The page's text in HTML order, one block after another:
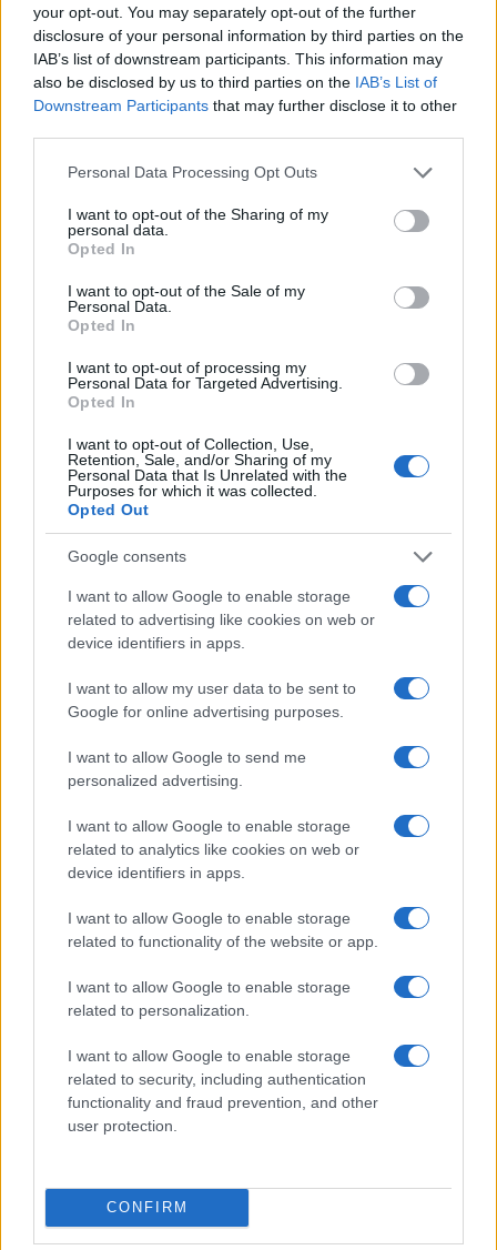
your opt-out. You may separately opt-out of the further
disclosure of your personal information by third parties on the
IAB’s list of downstream participants. This information may
also be disclosed by us to third parties on the IAB’s List of
Downstream Participants that may further disclose it to other
Please note that this website/app uses one or more Google
not limited to your visit or usage behaviour. You may click to
grant or deny consent to Google and its third-party tags to
use your data for below specified purposes in below Google
consent section.
Personal Data Processing Opt Outs
I want to opt-out of the Sharing of my
personal data.
Opted In
I want to opt-out of the Sale of my
Personal Data.
Opted In
I want to opt-out of processing my
Personal Data for Targeted Advertising.
Opted In
I want to opt-out of Collection, Use,
Retention, Sale, and/or Sharing of my
Personal Data that Is Unrelated with the
Purposes for which it was collected.
Opted Out
Google consents
I want to allow Google to enable storage
related to advertising like cookies on web or
device identifiers in apps.
I want to allow my user data to be sent to
Google for online advertising purposes.
I want to allow Google to send me
personalized advertising.
I want to allow Google to enable storage
related to analytics like cookies on web or
device identifiers in apps.
I want to allow Google to enable storage
related to functionality of the website or app.
I want to allow Google to enable storage
related to personalization.
I want to allow Google to enable storage
related to security, including authentication
functionality and fraud prevention, and other
user protection.
CONFIRM
AUTORE
Staff
Il bikini effetto velluto di Hailey Bieber: il trend estivo
che tutti vogliono
Matteo Pellegrino · 10 Ago 2026
BELLEZZA